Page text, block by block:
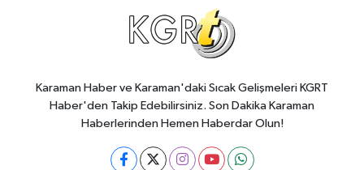
Karaman Haber ve Karaman'daki Sıcak Gelişmeleri KGRT
Haber'den Takip Edebilirsiniz. Son Dakika Karaman
Haberlerinden Hemen Haberdar Olun!